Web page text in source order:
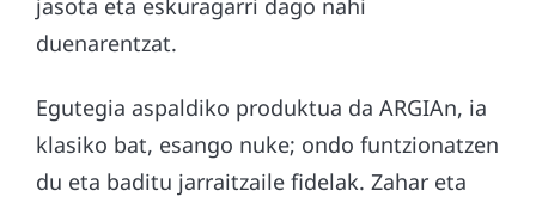
jasota eta eskuragarri dago nahi
duenarentzat.
Egutegia aspaldiko produktua da ARGIAn, ia
klasiko bat, esango nuke; ondo funtzionatzen
du eta baditu jarraitzaile fidelak. Zahar eta